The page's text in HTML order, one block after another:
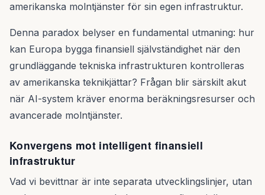
amerikanska molntjänster för sin egen infrastruktur.
Denna paradox belyser en fundamental utmaning: hur
kan Europa bygga finansiell självständighet när den
grundläggande tekniska infrastrukturen kontrolleras
av amerikanska teknikjättar? Frågan blir särskilt akut
när AI-system kräver enorma beräkningsresurser och
avancerade molntjänster.
Konvergens mot intelligent finansiell
infrastruktur
Vad vi bevittnar är inte separata utvecklingslinjer, utan